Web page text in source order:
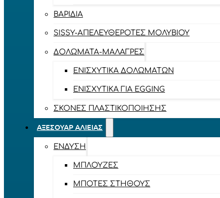
ΒΑΡΊΔΙΑ
SISSY-ΑΠΕΛΕΥΘΕΡΟΤΈΣ ΜΟΛΥΒΙΟΎ
ΔΟΛΏΜΑΤΑ-ΜΑΛΆΓΡΕΣ
ΕΝΙΣΧΥΤΙΚΆ ΔΟΛΩΜΆΤΩΝ
ΕΝΙΣΧΥΤΙΚΆ ΓΙΑ EGGING
ΣΚΌΝΕΣ ΠΛΑΣΤΙΚΟΠΟΊΗΣΗΣ
ΑΞΕΣΟΥΆΡ ΑΛΙΕΊΑΣ
ΈΝΔΥΣΗ
ΜΠΛΟΎΖΕΣ
ΜΠΌΤΕΣ ΣΤΉΘΟΥΣ